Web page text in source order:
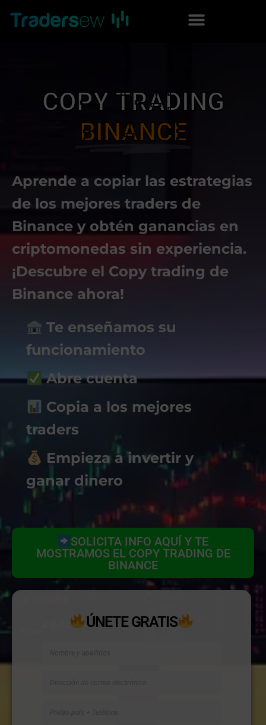
COPY TRADING
BINANCE
Aprende a copiar las estrategias
de los mejores traders de
Binance y obtén ganancias en
criptomonedas sin experiencia.
¡Descubre el Copy trading de
Binance ahora!
Te enseñamos su
funcionamiento
Abre cuenta
Copia a los mejores
traders
Empieza a invertir y
ganar dinero
SOLICITA INFO AQUÍ Y TE
MOSTRAMOS EL COPY TRADING DE
BINANCE
ÚNETE GRATIS